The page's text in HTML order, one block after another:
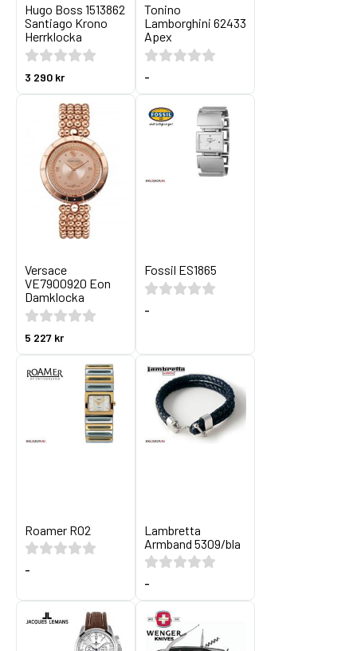
Hugo Boss 1513862
Santiago Krono
Herrklocka
3 290 kr
Tonino
Lamborghini 62433
Apex
-
Versace
VE7900920 Eon
Damklocka
5 227 kr
Fossil ES1865
-
Roamer R02
-
Lambretta
Armband 5309/bla
-